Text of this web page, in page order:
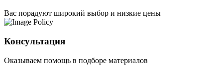
Вас порадуют широкий выбор и низкие цены
Консультация
Оказываем помощь в подборе материалов